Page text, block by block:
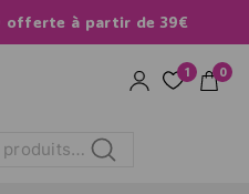
offerte à partir de 39€
1 0
Recherche